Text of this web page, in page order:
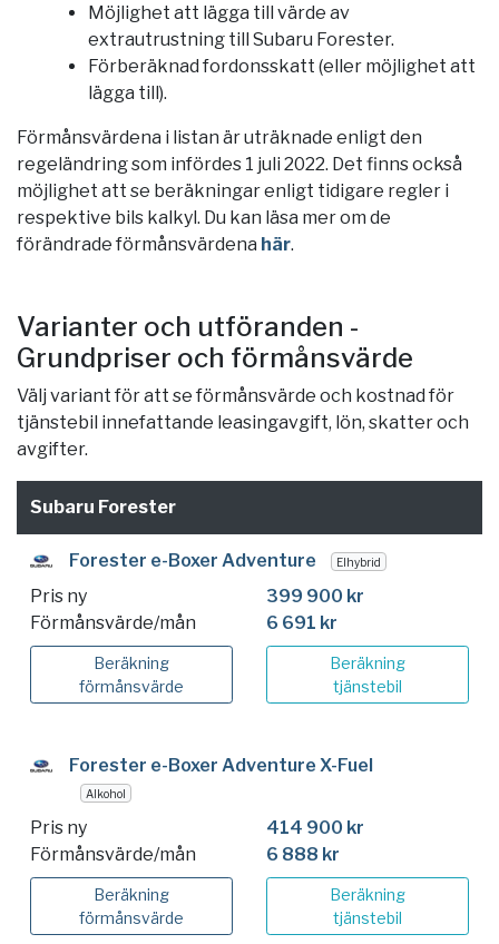
Möjlighet att lägga till värde av
extrautrustning till Subaru Forester.
Förberäknad fordonsskatt (eller möjlighet att
lägga till).
Förmånsvärdena i listan är uträknade enligt den
regeländring som infördes 1 juli 2022. Det finns också
möjlighet att se beräkningar enligt tidigare regler i
respektive bils kalkyl. Du kan läsa mer om de
förändrade förmånsvärdena här.
Varianter och utföranden -
Grundpriser och förmånsvärde
Välj variant för att se förmånsvärde och kostnad för
tjänstebil innefattande leasingavgift, lön, skatter och
avgifter.
Subaru Forester
Forester e-Boxer Adventure Elhybrid
Pris ny
399 900 kr
Förmånsvärde/mån
6 691 kr
Beräkning
förmånsvärde
Beräkning
tjänstebil
Forester e-Boxer Adventure X-Fuel
Alkohol
Pris ny
414 900 kr
Förmånsvärde/mån
6 888 kr
Beräkning
förmånsvärde
Beräkning
tjänstebil